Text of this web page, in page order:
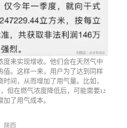
来实现增收。他们会在天然气中
值。这样一来，用户为了达到同样
间，从而增加了用气量。比如，
但在燃气浓度降低后，可能需要12
了用气成本。